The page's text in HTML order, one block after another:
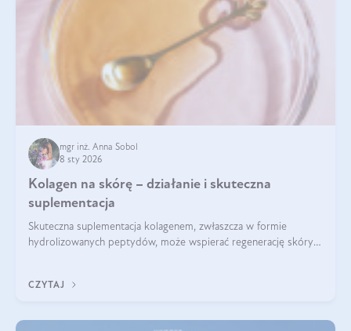
mgr inż. Anna Sobol
8 sty 2026
Kolagen na skórę – działanie i skuteczna
suplementacja
Skuteczna suplementacja kolagenem, zwłaszcza w formie
hydrolizowanych peptydów, może wspierać regenerację skóry i
CZYTAJ